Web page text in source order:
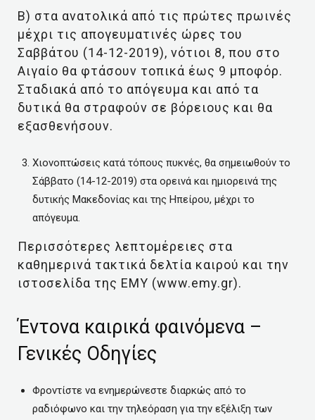
Β) στα ανατολικά από τις πρώτες πρωινές
μέχρι τις απογευματινές ώρες του
Σαββάτου (14-12-2019), νότιοι 8, που στο
Αιγαίο θα φτάσουν τοπικά έως 9 μποφόρ.
Σταδιακά από το απόγευμα και από τα
δυτικά θα στραφούν σε βόρειους και θα
εξασθενήσουν.
Χιονοπτώσεις κατά τόπους πυκνές, θα σημειωθούν το
Σάββατο (14-12-2019) στα ορεινά και ημιορεινά της
δυτικής Μακεδονίας και της Ηπείρου, μέχρι το
απόγευμα.
Περισσότερες λεπτομέρειες στα
καθημερινά τακτικά δελτία καιρού και την
ιστοσελίδα της ΕΜΥ (www.emy.gr).
Έντονα καιρικά φαινόμενα –
Γενικές Οδηγίες
Φροντίστε να ενημερώνεστε διαρκώς από το
ραδιόφωνο και την τηλεόραση για την εξέλιξη των